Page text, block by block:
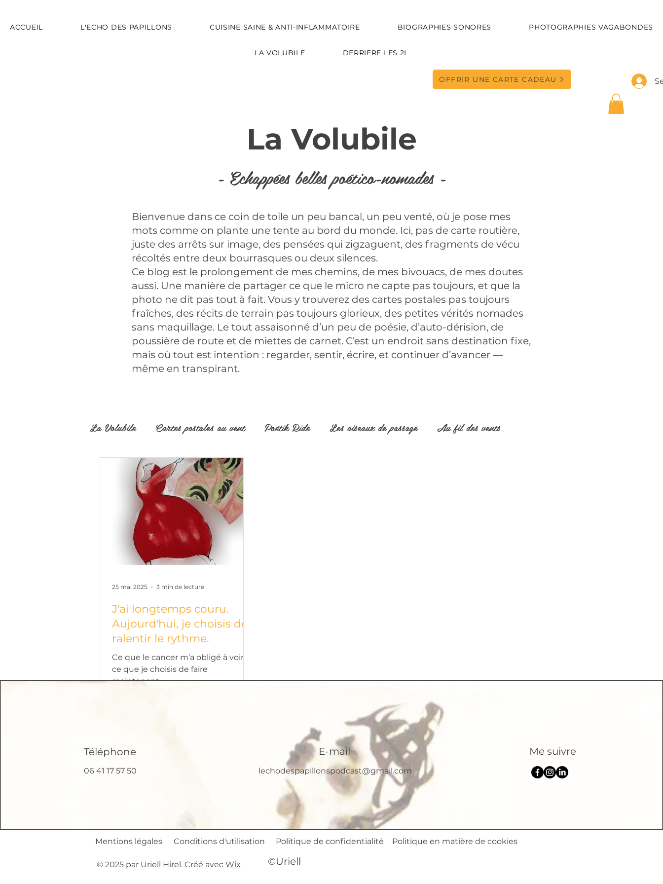
ACCUEIL L'ECHO DES PAPILLONS CUISINE SAINE & ANTI-INFLAMMATOIRE BIOGRAPHIES SONORES PHOTOGRAPHIES VAGABONDES
LA VOLUBILE DERRIERE LES 2L
OFFRIR UNE CARTE CADEAU
La Volubile
- Echappées belles poético-nomades -
Bienvenue dans ce coin de toile un peu bancal, un peu venté, où je pose mes
mots comme on plante une tente au bord du monde. Ici, pas de carte routière,
juste des arrêts sur image, des pensées qui zigzaguent, des fragments de vécu
récoltés entre deux bourrasques ou deux silences.
Ce blog est le prolongement de mes chemins, de mes bivouacs, de mes doutes
aussi. Une manière de partager ce que le micro ne capte pas toujours, et que la
photo ne dit pas tout à fait. Vous y trouverez des cartes postales pas toujours
fraîches, des récits de terrain pas toujours glorieux, des petites vérités nomades
sans maquillage. Le tout assaisonné d’un peu de poésie, d’auto-dérision, de
poussière de route et de miettes de carnet. C’est un endroit sans destination fixe,
mais où tout est intention : regarder, sentir, écrire, et continuer d’avancer —
même en transpirant.
La Volubile Cartes postales au vent Poétik Ride Les oiseaux de passage Au fil des vents
J'ai longtemps couru.
Aujourd'hui, je choisis de
ralentir le rythme.
Ce que le cancer m’a obligé à voir,
ce que je choisis de faire
maintenant.
25 mai 2025 3 min de lecture
Téléphone
06 41 17 57 50
E-mail
lechodespapillonspodcast@gmail.com
Me suivre
Mentions légales Politique de confidentialité
Conditions d'utilisation Politique en matière de cookies
© 2025 par Uriell Hirel. Créé avec Wix ©Uriell